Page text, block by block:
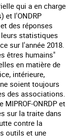
qui a en charge
et l'ONDRP
des réponses
statistiques
sur l'année 2018.
êtres humains"
en matière de
intérieure,
soient toujours
des associations.
ONRDP et
sur la traite dans
contre la
outils et une